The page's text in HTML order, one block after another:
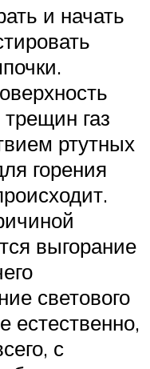
и начать
газ
ртутных
горения
выгорание
светового
естественно,
с